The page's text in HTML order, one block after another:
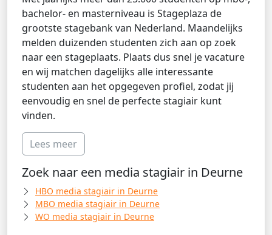
bachelor- en masterniveau is Stageplaza de
grootste stagebank van Nederland. Maandelijks
melden duizenden studenten zich aan op zoek
naar een stageplaats. Plaats dus snel je vacature
en wij matchen dagelijks alle interessante
studenten aan het opgegeven profiel, zodat jij
eenvoudig en snel de perfecte stagiair kunt
vinden.
Lees meer
Zoek naar een media stagiair in Deurne
HBO media stagiair in Deurne
MBO media stagiair in Deurne
WO media stagiair in Deurne